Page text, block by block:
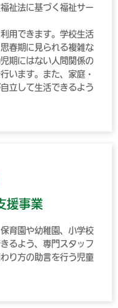
祉法に基づく福祉サー
用できます。学校生活
春期に見られる複雑な
期にはない人間関係の
います。また、家庭・
立して生活できるよう
援事業
育園や幼稚園、小学校
るよう、専門スタッフ
り方の助言を行う児童